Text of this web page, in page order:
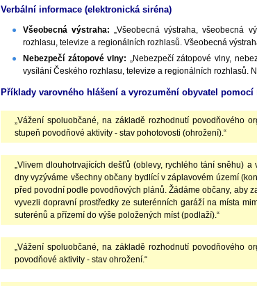
Verbální informace (elektronická siréna)
Všeobecná výstraha: „Všeobecná výstraha, všeobecná
rozhlasu, televize a regionálních rozhlasů. Všeobecná
Nebezpečí zátopové vlny: „Nebezpečí zátopové vlny,
vysílání Českého rozhlasu, televize a regionálních rozhlasů.
Příklady varovného hlášení a vyrozumění obyvatel
„Vážení spoluobčané, na základě rozhodnutí povodňového
stupeň povodňové aktivity - stav pohotovosti (ohrožení).“
„Vlivem dlouhotrvajících dešťů (oblevy, rychlého tání sněhu)
dny vyzýváme všechny občany bydlící v záplavovém území
před povodní podle povodňových plánů. Žádáme občany, aby
vyvezli dopravní prostředky ze suterénních garáží na místa
suterénů a přízemí do výše položených míst (podlaží).“
„Vážení spoluobčané, na základě rozhodnutí povodňového
povodňové aktivity - stav ohrožení.“